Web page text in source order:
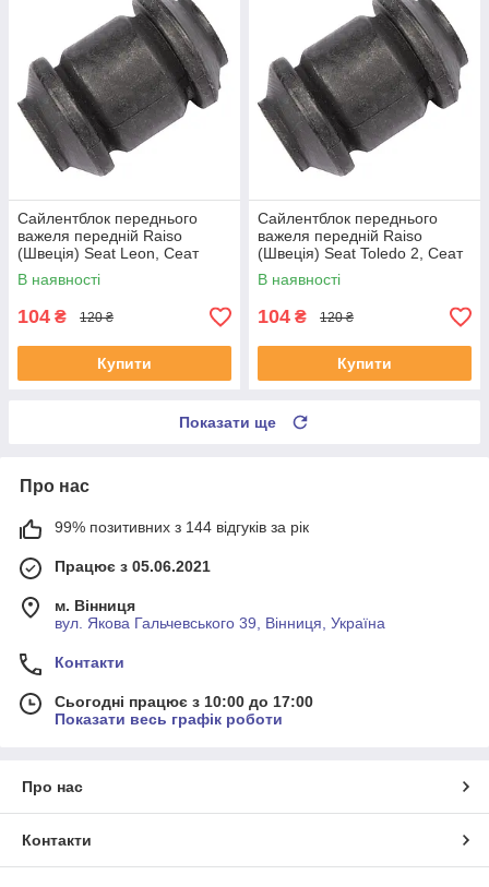
Сайлентблок переднього
важеля передній Raiso
(Швеція) Seat Leon, Сеат
Леон 99-06 #RL-1J0182V
UAYSBXG4
В наявності
104 ₴ 120 ₴
Купити
Сайлентблок переднього
важеля передній Raiso
(Швеція) Seat Toledo 2, Сеат
Толедо 2 99-06 #RL-1J0182V
UATOJRK4
В наявності
104 ₴ 120 ₴
Купити
Показати ще
Про нас
99% позитивних з 144 відгуків за рік
Працює з 05.06.2021
м. Вінниця
вул. Якова Гальчевського 39, Вінниця, Україна
Контакти
Сьогодні працює з 10:00 до 17:00
Показати весь графік роботи
Про нас
Контакти